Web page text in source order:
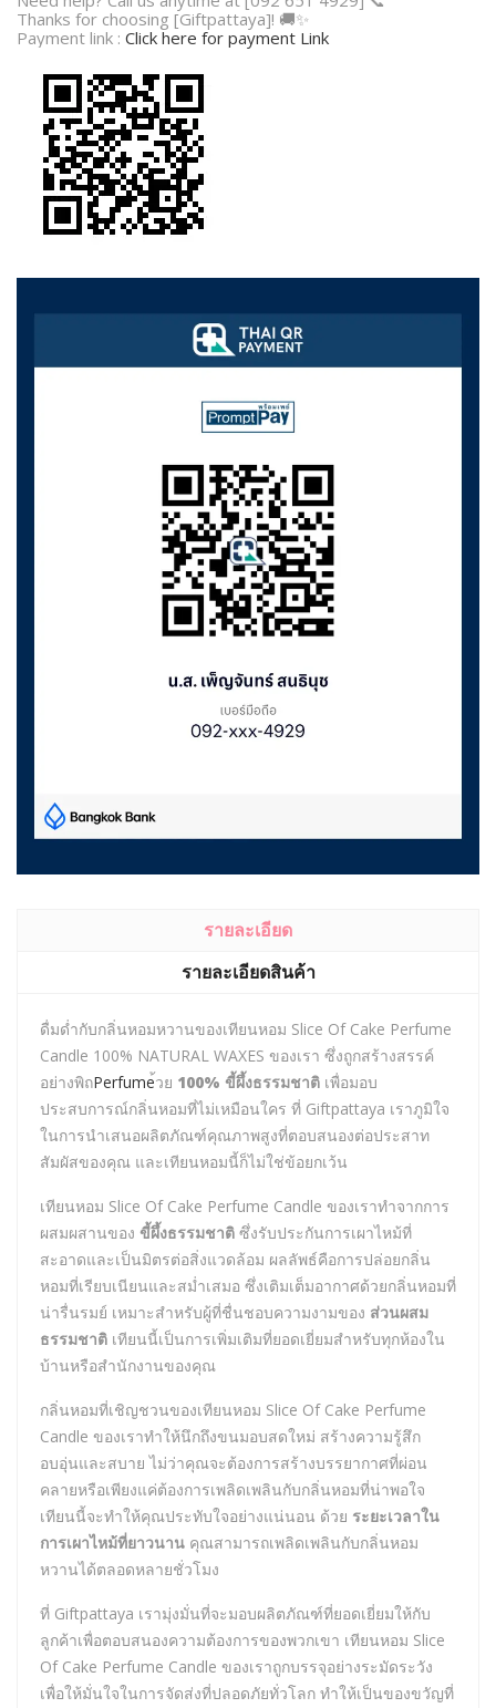
Thanks for choosing [Giftpattaya]! 🚚✨
Payment link : Click here for payment Link
รายละเอียด
รายละเอียดสินค้า
ดื่มด่ำกับกลิ่นหอมหวานของเทียนหอม Slice Of Cake Perfume
Candle 100% NATURAL WAXES ของเรา ซึ่งถูกสร้างสรรค์
อย่างพิถPerfume้วย 100% ขี้ผึ้งธรรมชาติ เพื่อมอบ
ประสบการณ์กลิ่นหอมที่ไม่เหมือนใคร ที่ Giftpattaya เราภูมิใจ
ในการนำเสนอผลิตภัณฑ์คุณภาพสูงที่ตอบสนองต่อประสาท
สัมผัสของคุณ และเทียนหอมนี้ก็ไม่ใช่ข้อยกเว้น
เทียนหอม Slice Of Cake Perfume Candle ของเราทำจากการ
ผสมผสานของ ขี้ผึ้งธรรมชาติ ซึ่งรับประกันการเผาไหม้ที่
สะอาดและเป็นมิตรต่อสิ่งแวดล้อม ผลลัพธ์คือการปล่อยกลิ่น
หอมที่เรียบเนียนและสม่ำเสมอ ซึ่งเติมเต็มอากาศด้วยกลิ่นหอมที่
น่ารื่นรมย์ เหมาะสำหรับผู้ที่ชื่นชอบความงามของ ส่วนผสม
ธรรมชาติ เทียนนี้เป็นการเพิ่มเติมที่ยอดเยี่ยมสำหรับทุกห้องใน
บ้านหรือสำนักงานของคุณ
กลิ่นหอมที่เชิญชวนของเทียนหอม Slice Of Cake Perfume
Candle ของเราทำให้นึกถึงขนมอบสดใหม่ สร้างความรู้สึก
อบอุ่นและสบาย ไม่ว่าคุณจะต้องการสร้างบรรยากาศที่ผ่อน
คลายหรือเพียงแค่ต้องการเพลิดเพลินกับกลิ่นหอมที่น่าพอใจ
เทียนนี้จะทำให้คุณประทับใจอย่างแน่นอน ด้วย ระยะเวลาใน
การเผาไหม้ที่ยาวนาน คุณสามารถเพลิดเพลินกับกลิ่นหอม
หวานได้ตลอดหลายชั่วโมง
ที่ Giftpattaya เรามุ่งมั่นที่จะมอบผลิตภัณฑ์ที่ยอดเยี่ยมให้กับ
ลูกค้าเพื่อตอบสนองความต้องการของพวกเขา เทียนหอม Slice
Of Cake Perfume Candle ของเราถูกบรรจุอย่างระมัดระวัง
เพื่อให้มั่นใจในการจัดส่งที่ปลอดภัยทั่วโลก ทำให้เป็นของขวัญที่